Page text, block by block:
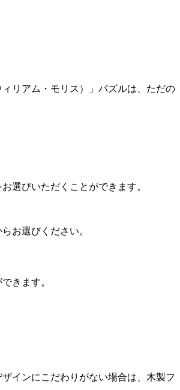
リアム・モリス）」パズルは、ただの
選びいただくことができます。
お選びください。
きます。
インにこだわりがない場合は、木製フ